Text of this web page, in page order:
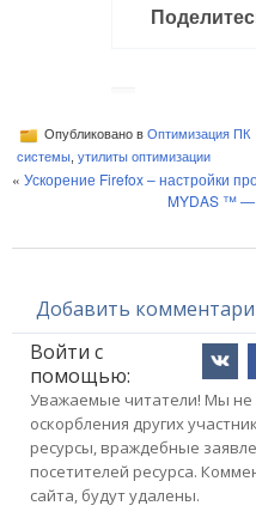
Опубликовано в Оптимизация ПК
системы утилиты оптимизации
« Ускорение Firefox – настройки
MYDAS ™ —
Добавить
Войти с
помощью:
Уважаемые читатели! Мы
оскорбления других
ресурсы, враждебные
посетителей ресурса.
сайта, будут удалены.